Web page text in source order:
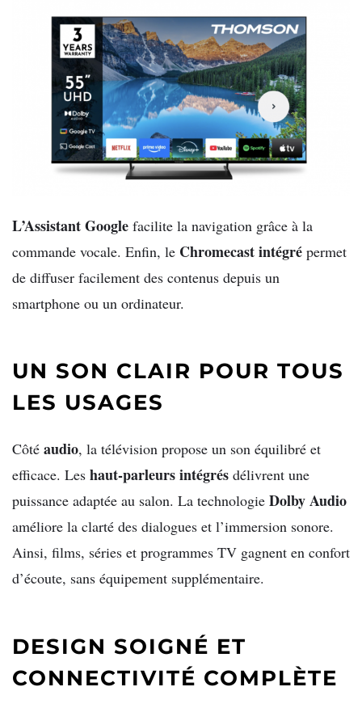
L’Assistant Google facilite la navigation grâce à la
commande vocale. Enfin, le Chromecast intégré permet
de diffuser facilement des contenus depuis un
smartphone ou un ordinateur.
UN SON CLAIR POUR TOUS
LES USAGES
Côté audio, la télévision propose un son équilibré et
efficace. Les haut-parleurs intégrés délivrent une
puissance adaptée au salon. La technologie Dolby Audio
améliore la clarté des dialogues et l’immersion sonore.
Ainsi, films, séries et programmes TV gagnent en confort
d’écoute, sans équipement supplémentaire.
DESIGN SOIGNÉ ET
CONNECTIVITÉ COMPLÈTE